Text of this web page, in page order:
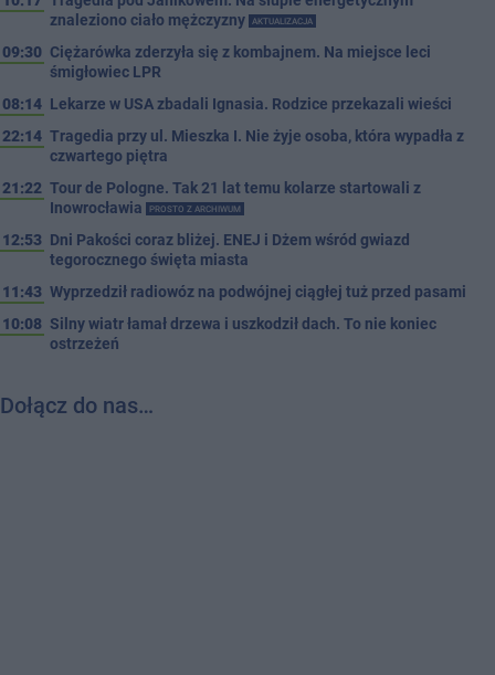
znaleziono ciało mężczyzny
AKTUALIZACJA
09:30 Ciężarówka zderzyła się z kombajnem. Na miejsce leci
śmigłowiec LPR
08:14 Lekarze w USA zbadali Ignasia. Rodzice przekazali wieści
22:14 Tragedia przy ul. Mieszka I. Nie żyje osoba, która wypadła z
czwartego piętra
21:22 Tour de Pologne. Tak 21 lat temu kolarze startowali z
Inowrocławia
PROSTO Z ARCHIWUM
12:53 Dni Pakości coraz bliżej. ENEJ i Dżem wśród gwiazd
tegorocznego święta miasta
11:43 Wyprzedził radiowóz na podwójnej ciągłej tuż przed pasami
10:08 Silny wiatr łamał drzewa i uszkodził dach. To nie koniec
ostrzeżeń
Dołącz do nas…